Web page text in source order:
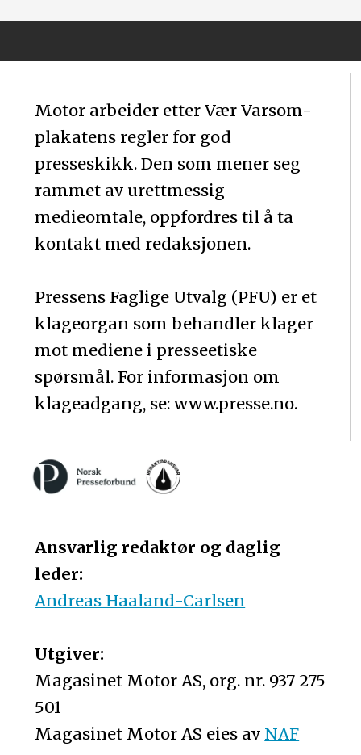
Motor arbeider etter Vær Varsom-
plakatens regler for god
presseskikk. Den som mener seg
rammet av urettmessig
medieomtale, oppfordres til å ta
kontakt med redaksjonen.
Pressens Faglige Utvalg (PFU) er et
klageorgan som behandler klager
mot mediene i presseetiske
spørsmål. For informasjon om
klageadgang, se: www.presse.no.
Ansvarlig redaktør og daglig
leder:
Andreas Haaland-Carlsen
Utgiver:
Magasinet Motor AS, org. nr. 937 275
501
Magasinet Motor AS eies av NAF